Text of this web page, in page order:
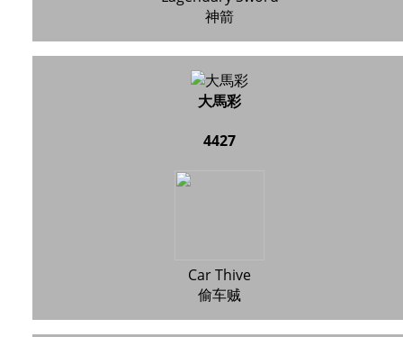
神箭
大馬彩
4427
Car Thive
偷车贼